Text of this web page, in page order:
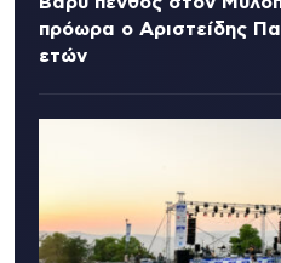
πρόωρα ο Αριστείδης
ετών